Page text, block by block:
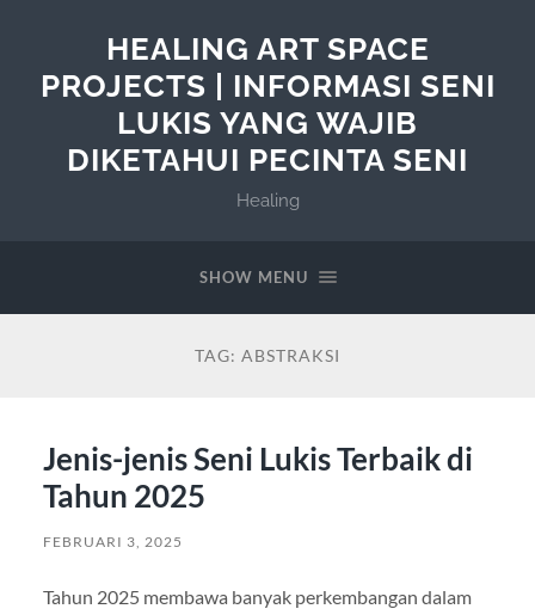
HEALING ART SPACE
PROJECTS | INFORMASI SENI
LUKIS YANG WAJIB
DIKETAHUI PECINTA SENI
Healing
SHOW MENU
TAG: ABSTRAKSI
Jenis-jenis Seni Lukis Terbaik di
Tahun 2025
FEBRUARI 3, 2025
Tahun 2025 membawa banyak perkembangan dalam